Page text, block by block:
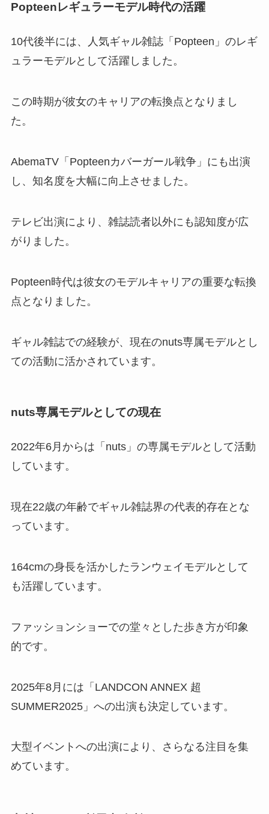
Popteenレギュラーモデル時代の活躍
10代後半には、人気ギャル雑誌「Popteen」のレギ
ュラーモデルとして活躍しました。
この時期が彼女のキャリアの転換点となりまし
た。
AbemaTV「Popteenカバーガール戦争」にも出演
し、知名度を大幅に向上させました。
テレビ出演により、雑誌読者以外にも認知度が広
がりました。
Popteen時代は彼女のモデルキャリアの重要な転換
点となりました。
ギャル雑誌での経験が、現在のnuts専属モデルとし
ての活動に活かされています。
nuts専属モデルとしての現在
2022年6月からは「nuts」の専属モデルとして活動
しています。
現在22歳の年齢でギャル雑誌界の代表的存在とな
っています。
164cmの身長を活かしたランウェイモデルとして
も活躍しています。
ファッションショーでの堂々とした歩き方が印象
的です。
2025年8月には「LANDCON ANNEX 超
SUMMER2025」への出演も決定しています。
大型イベントへの出演により、さらなる注目を集
めています。